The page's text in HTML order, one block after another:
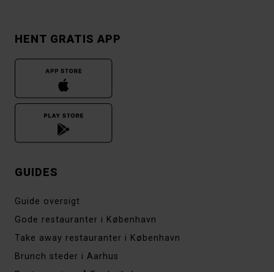
HENT GRATIS APP
GUIDES
Guide oversigt
Gode restauranter i København
Take away restauranter i København
Brunch steder i Aarhus